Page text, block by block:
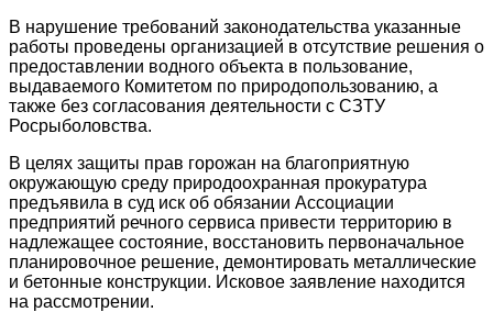
В нарушение требований законодательства указанные
работы проведены организацией в отсутствие решения о
предоставлении водного объекта в пользование,
выдаваемого Комитетом по природопользованию, а
также без согласования деятельности с СЗТУ
Росрыболовства.
В целях защиты прав горожан на благоприятную
окружающую среду природоохранная прокуратура
предъявила в суд иск об обязании Ассоциации
предприятий речного сервиса привести территорию в
надлежащее состояние, восстановить первоначальное
планировочное решение, демонтировать металлические
и бетонные конструкции. Исковое заявление находится
на рассмотрении.